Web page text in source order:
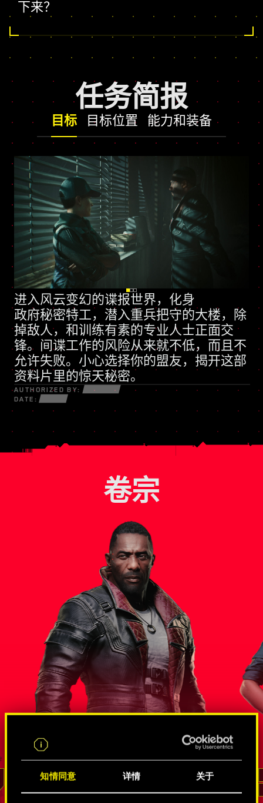
知情同意 详情 关于
下来？
任务简报
目标 目标位置 能力和装备
进入风云变幻的谍报世界，化身
政府秘密特工 ，潜入重兵把守的大楼，除
掉敌人，和训练有素的专业人士正面交
锋。间谍工作的风险从来就不低，而且不
允许失败。小心选择你的盟友，揭开这部
资料片里的惊天秘密。
AUTHORIZED BY:
DATE:
动辄诉诸武力的民兵组织
全新技能树
卷宗
李德